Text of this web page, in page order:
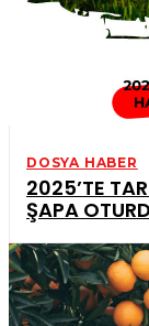
DOSYA HABER
2025’TE
ŞAPA